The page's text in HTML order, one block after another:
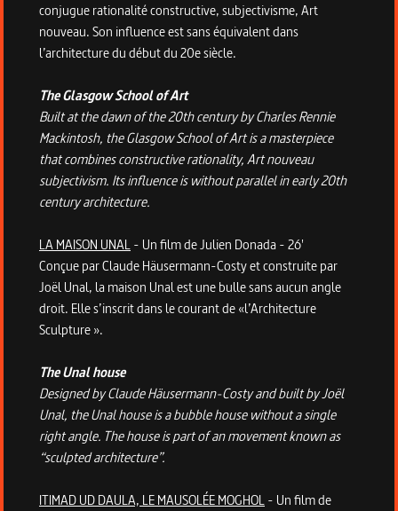
conjugue rationalité constructive, subjectivisme, Art
nouveau. Son influence est sans équivalent dans
l’architecture du début du 20e siècle.
The Glasgow School of Art
Built at the dawn of the 20th century by Charles Rennie
Mackintosh, the Glasgow School of Art is a masterpiece
that combines constructive rationality, Art nouveau
subjectivism. Its influence is without parallel in early 20th
century architecture.
LA MAISON UNAL- Un film de Julien Donada - 26'
Conçue par Claude Häusermann-Costy et construite par
Joël Unal, la maison Unal est une bulle sans aucun angle
droit. Elle s’inscrit dans le courant de «l’Architecture
Sculpture ».
The Unal house
Designed by Claude Häusermann-Costy and built by Joël
Unal, the Unal house is a bubble house without a single
right angle. The house is part of an movement known as
“sculpted architecture”.
ITIMAD UD DAULA, LE MAUSOLÉE MOGHOL- Un film de